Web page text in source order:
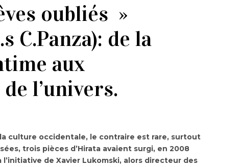
oubliés »
C.Panza): de la
aux
l’univers.
culture occidentale, le contraire est rare, surtout
trois pièces d’Hirata avaient surgi, en 2008
de Xavier Lukomski, alors directeur des